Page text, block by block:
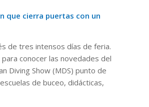
que cierra puertas con un
de tres intensos días de feria.
conocer las novedades del
Diving Show (MDS) punto de
de buceo, didácticas,